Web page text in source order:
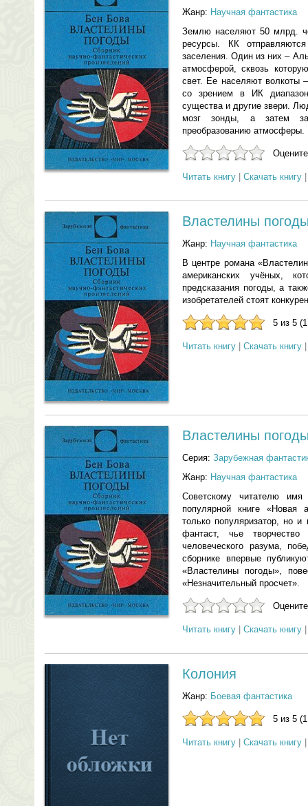
Жанр: Научная фантастика
Землю населяют 50 млрд.
ресурсы. КК
заселения. Один из них –
атмосферой, сквозь
свет. Ее населяют волкоты
со зрением в ИК
существа и другие звери.
мозг зонды, а затем
преобразованию атмосферы.
Читать книгу Скачать книгу
Властелины
Жанр: Научная фантастика
В центре романа
американских учёных,
предсказания погоды, а
изобретателей стоят
5 из 5
Читать книгу Скачать книгу
Властелины
Серия: Зарубежная
Жанр: Научная фантастика
Советскому читателю
популярной книге
только популяризатор, но и
фантаст, чье
человеческого разума,
сборнике впервые
«Властелины погоды»,
«Незначительный просчет».
Читать книгу Скачать книгу
Колония
Жанр: Боевая фантастика
5 из 5
Читать книгу Скачать книгу